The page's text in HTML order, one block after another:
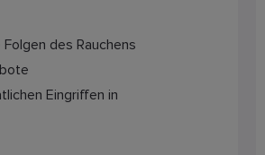
des Rauchens
Eingriffen in